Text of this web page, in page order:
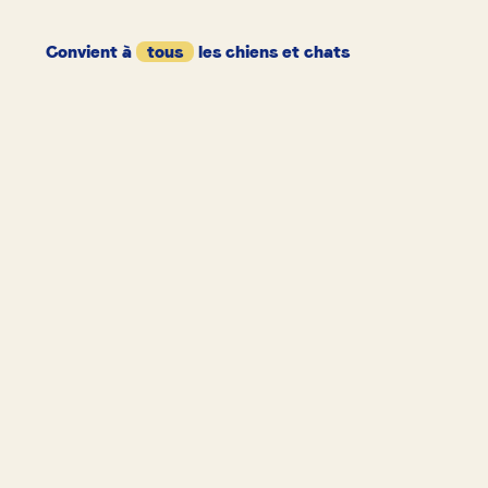
Convient à tous les chiens et chats